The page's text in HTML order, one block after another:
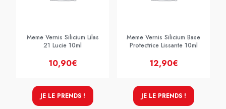
Meme Vernis Silicium Lilas
21 Lucie 10ml
10,90€
JE LE PRENDS !
Meme Vernis Silicium Base
Protectrice Lissante 10ml
12,90€
JE LE PRENDS !